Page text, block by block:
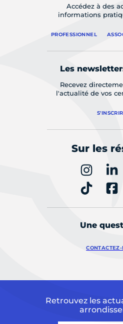
Accédez à des
informations
PROFESSIONNEL
Les
Recevez
l'actualité de vos
Sur les
Une
CONTACTEZ-
Retrouvez les